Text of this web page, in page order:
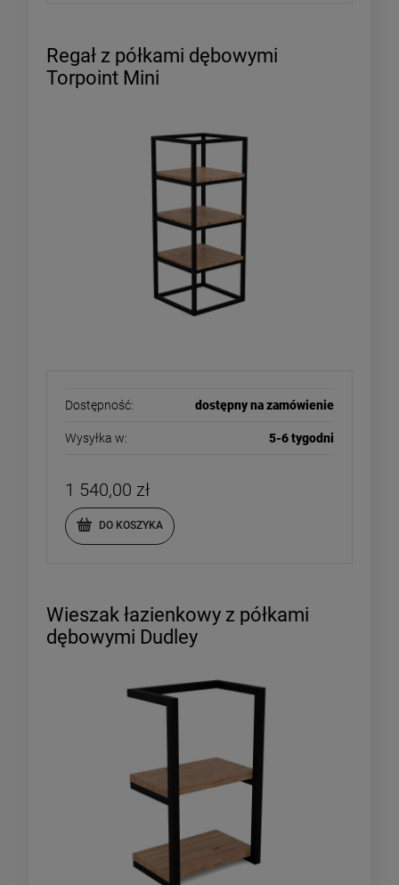
Regał z półkami dębowymi
Torpoint Mini
Dostępność: dostępny na zamówienie
Wysyłka w: 5-6 tygodni
1 540,00 zł
DO KOSZYKA
Wieszak łazienkowy z półkami
dębowymi Dudley